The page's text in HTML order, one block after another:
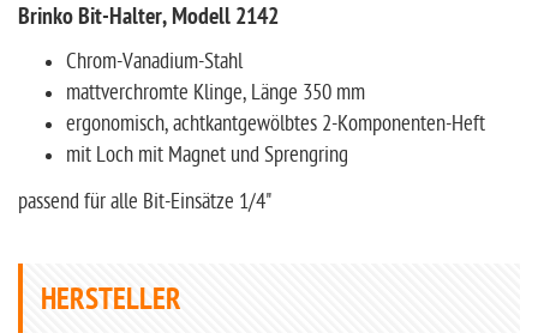
Brinko Bit-Halter, Modell 2142
Chrom-Vanadium-Stahl
mattverchromte Klinge, Länge 350 mm
ergonomisch, achtkantgewölbtes 2-Komponenten-Heft
mit Loch mit Magnet und Sprengring
passend für alle Bit-Einsätze 1/4"
HERSTELLER